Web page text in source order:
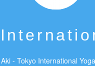
Aki - Tokyo International